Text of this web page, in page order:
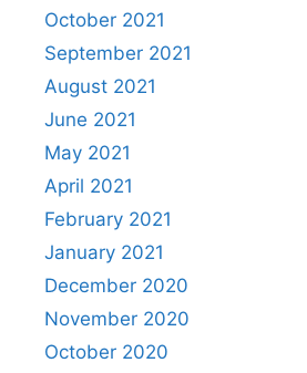
October 2021
September 2021
August 2021
June 2021
May 2021
April 2021
February 2021
January 2021
December 2020
November 2020
October 2020